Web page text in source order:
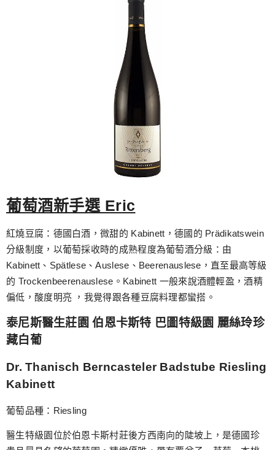
葡萄酒新手選 Eric
紅燒豆腐：德國白酒，微甜的 Kabinett，德國的 Prädikatswein
分級制度，以葡萄採收時的成熟程度為葡萄酒分級：由
Kabinett、Spätlese、Auslese、Beerenauslese，直至最高等級
的 Trockenbeerenauslese。Kabinett 一般來說酒體輕盈，酒精
偏低，酸度明亮 ，我覺得跟各種豆腐料理都蠻搭。
泰尼斯醫生莊園 伯恩卡斯特 巴圖特級園 麗絲玲珍
藏白葡
Dr. Thanisch Berncasteler Badstube Riesling
Kabinett
葡萄品種：Riesling
醫生特級園位於伯恩卡斯村莊後方西南向的陡坡上，是德國珍